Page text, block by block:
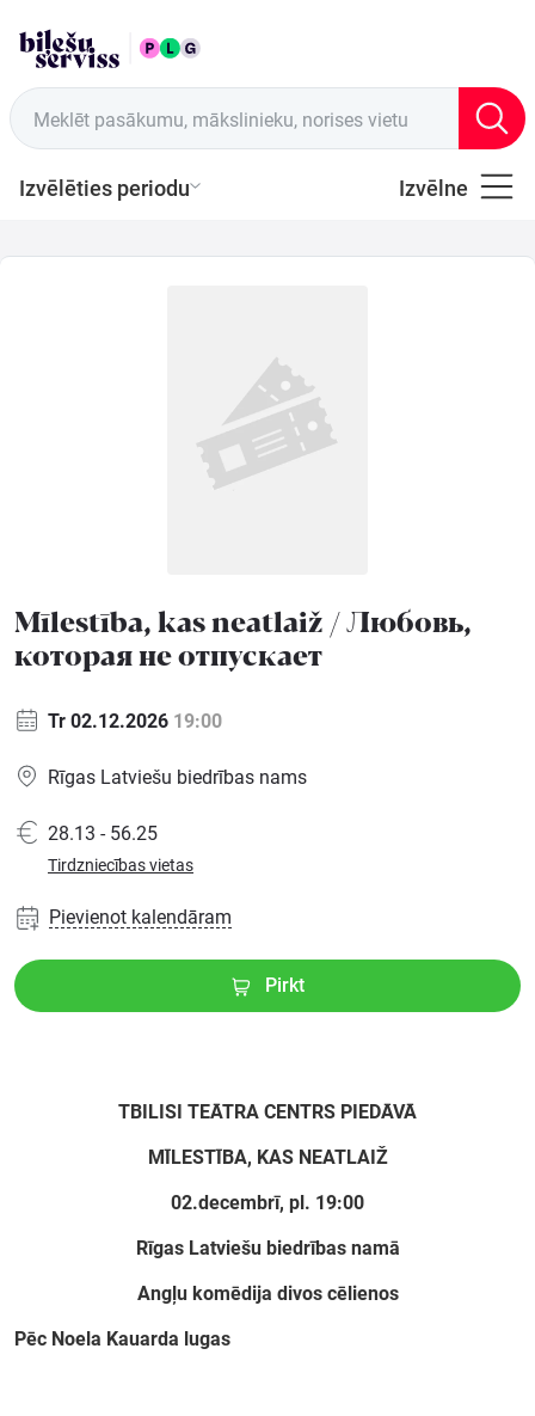
Meklēt pasākumu, mākslinieku, norises vietu
Izvēlēties periodu Izvēlne
LAT Tirdzniecības vietas
Festivāls
Dāvanu
kartes
Kino
Mīlestība, kas neatlaiž / Любовь,
которая не отпускает
Tr 02.12.2026 19:00
Rīgas Latviešu biedrības nams
28.13 - 56.25
Tirdzniecības vietas
Pievienot kalendāram
Pirkt
TBILISI TEĀTRA CENTRS PIEDĀVĀ
MĪLESTĪBA, KAS NEATLAIŽ
02.decembrī, pl. 19:00
Rīgas Latviešu biedrības namā
Angļu komēdija divos cēlienos
Pēc Noela Kauarda lugas